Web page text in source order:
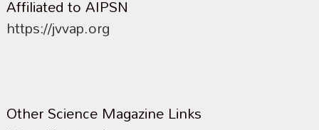
Affiliated to AIPSN
https://jvvap.org
Other Science Magazine Links